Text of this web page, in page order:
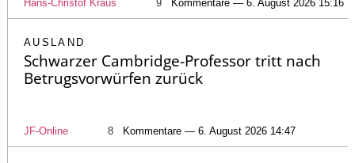
Hans-Christof Kraus 9 Kommentare — 6. August 2026 15:16
AUSLAND
Schwarzer Cambridge-Professor tritt nach
Betrugsvorwürfen zurück
JF-Online 8 Kommentare — 6. August 2026 14:47